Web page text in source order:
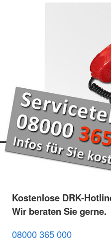
Kostenlose DRK-
Wir beraten Sie gerne.
08000 365 000